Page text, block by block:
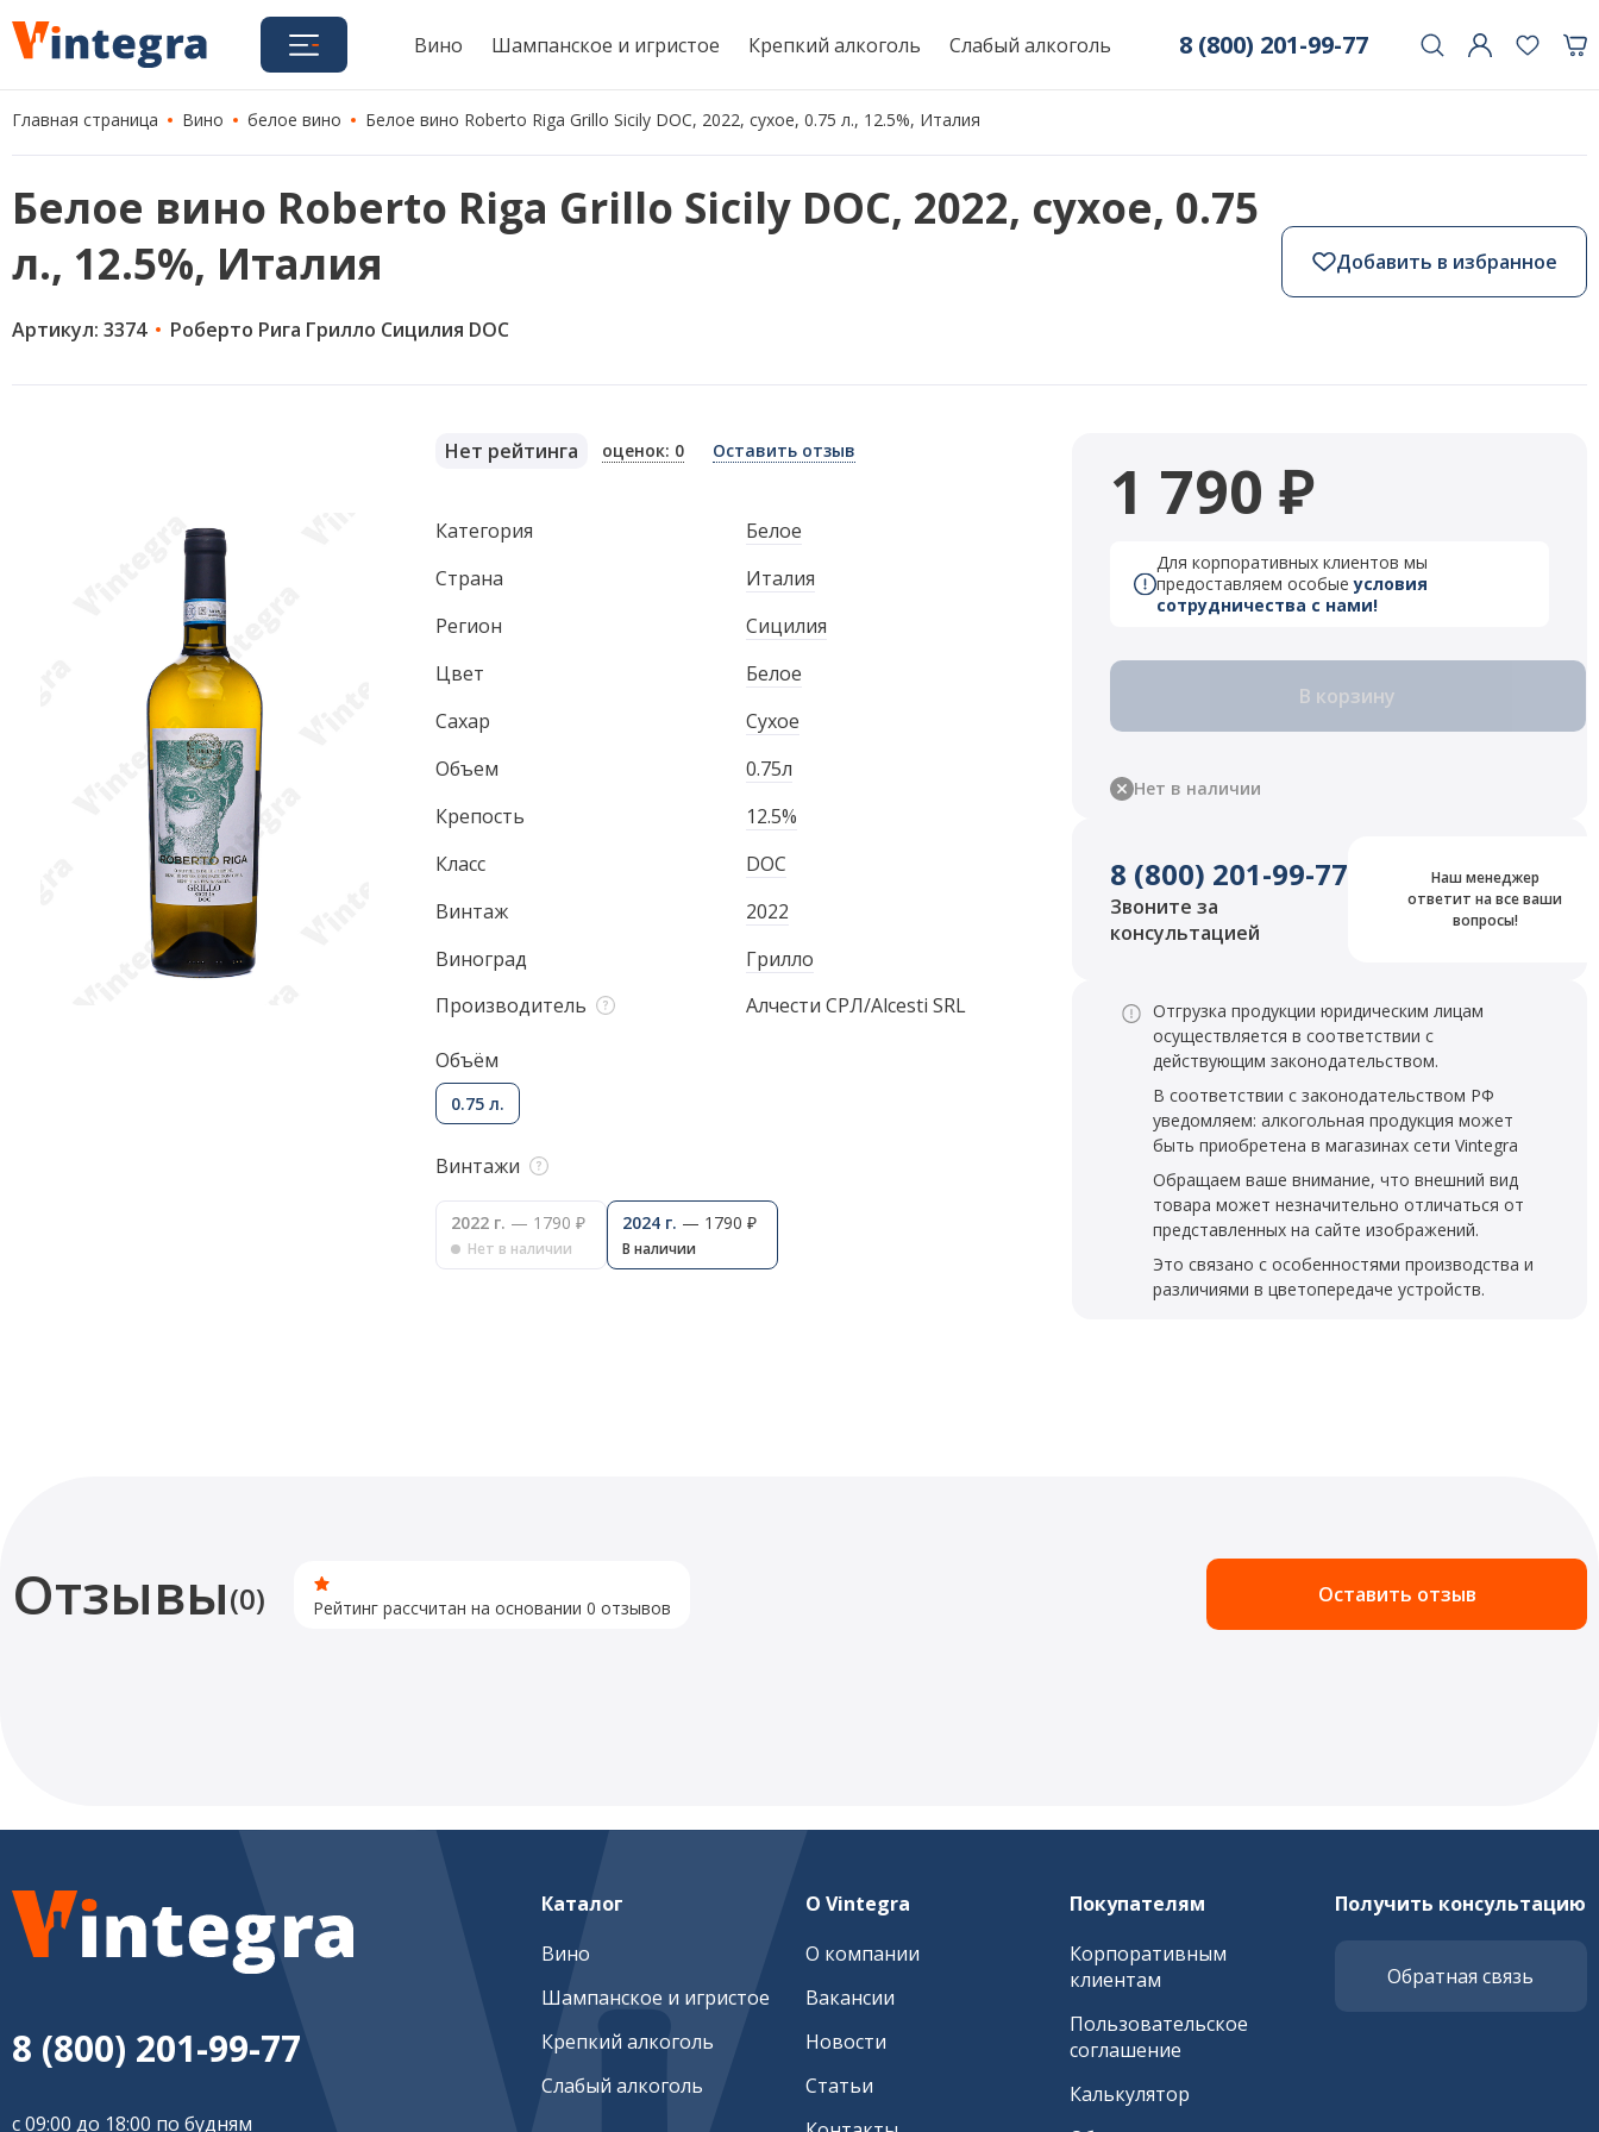
Вино Шампанское и игристое Крепкий алкоголь Слабый алкоголь 8 (800) 201-99-77
Главная страница Вино белое вино Белое вино Roberto Riga Grillo Sicily DOC, 2022, сухое, 0.75 л., 12.5%, Италия
Белое вино Roberto Riga Grillo Sicily DOC, 2022, сухое, 0.75
л., 12.5%, Италия
Артикул: 3374 Роберто Рига Грилло Сицилия DOC
Добавить в избранное
Нет рейтинга оценок: 0 Оставить отзыв
Категория
Белое
Страна
Италия
Регион
Сицилия
Цвет
Белое
Сахар
Сухое
Объем
0.75л
Крепость
12.5%
Класс
DOC
Винтаж
2022
Виноград
Грилло
Производитель
Алчести СРЛ/Alcesti SRL
Объём
0.75 л.
Винтажи
2022 г. — 1790 ₽
Нет в наличии
2024 г. — 1790 ₽
В наличии
1 790 ₽
Для корпоративных клиентов мы
предоставляем особыеусловия
сотрудничества с нами!
В корзину
Нет в наличии
8 (800) 201-99-77
Звоните за
консультацией
Наш менеджер
ответит на все ваши
вопросы!
Отгрузка продукции юридическим лицам
осуществляется в соответствии с
действующим законодательством.
В соответствии с законодательством РФ
уведомляем: алкогольная продукция может
быть приобретена в магазинах сети Vintegra
Обращаем ваше внимание, что внешний вид
товара может незначительно отличаться от
представленных на сайте изображений.
Это связано с особенностями производства и
различиями в цветопередаче устройств.
Отзывы(0) Рейтинг рассчитан на основании 0 отзывов Оставить отзыв
8 (800) 201-99-77
с 09:00 до 18:00 по будням
Каталог
Вино
Шампанское и игристое
Крепкий алкоголь
Слабый алкоголь
О Vintegra
О компании
Вакансии
Новости
Статьи
Покупателям
Корпоративным
клиентам
Пользовательское
соглашение
Калькулятор
Получить консультацию
Обратная связь